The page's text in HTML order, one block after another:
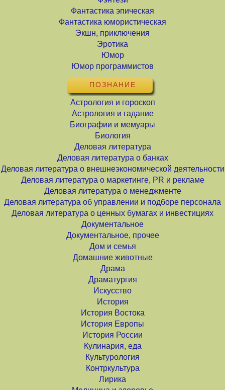
Фантастика эпическая
Фантастика юмористическая
Экшн, приключения
Эротика
Юмор
Юмор программистов
ПОЗНАНИЕ
Астрология и гороскоп
Астрология и гадание
Биографии и мемуары
Биология
Деловая литература
Деловая литература о банках
Деловая литература о внешнеэкономической деятельности
Деловая литература о маркетинге, PR и рекламе
Деловая литература о менеджменте
Деловая литература об управлении и подборе персонала
Деловая литература о ценных бумагах и инвестициях
Документальное
Документальное, прочее
Дом и семья
Домашние животные
Драма
Драматургия
Искусство
История
История Востока
История Европы
История России
Кулинария, еда
Культурология
Контркультура
Лирика